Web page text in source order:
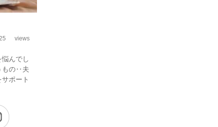
views
んでし
もの‥夫
ポート